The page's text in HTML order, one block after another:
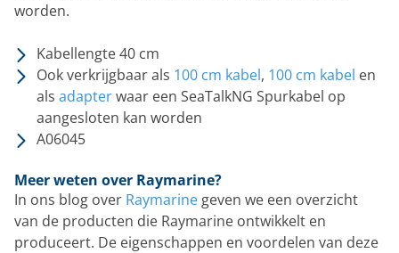
worden.
Kabellengte 40 cm
Ook verkrijgbaar als 100 cm kabel, 100 cm kabel en
als adapterwaar een SeaTalkNG Spurkabel op
aangesloten kan worden
A06045
Meer weten over Raymarine?
In ons blog over Raymarine geven we een overzicht
van de producten die Raymarine ontwikkelt en
produceert. De eigenschappen en voordelen van deze